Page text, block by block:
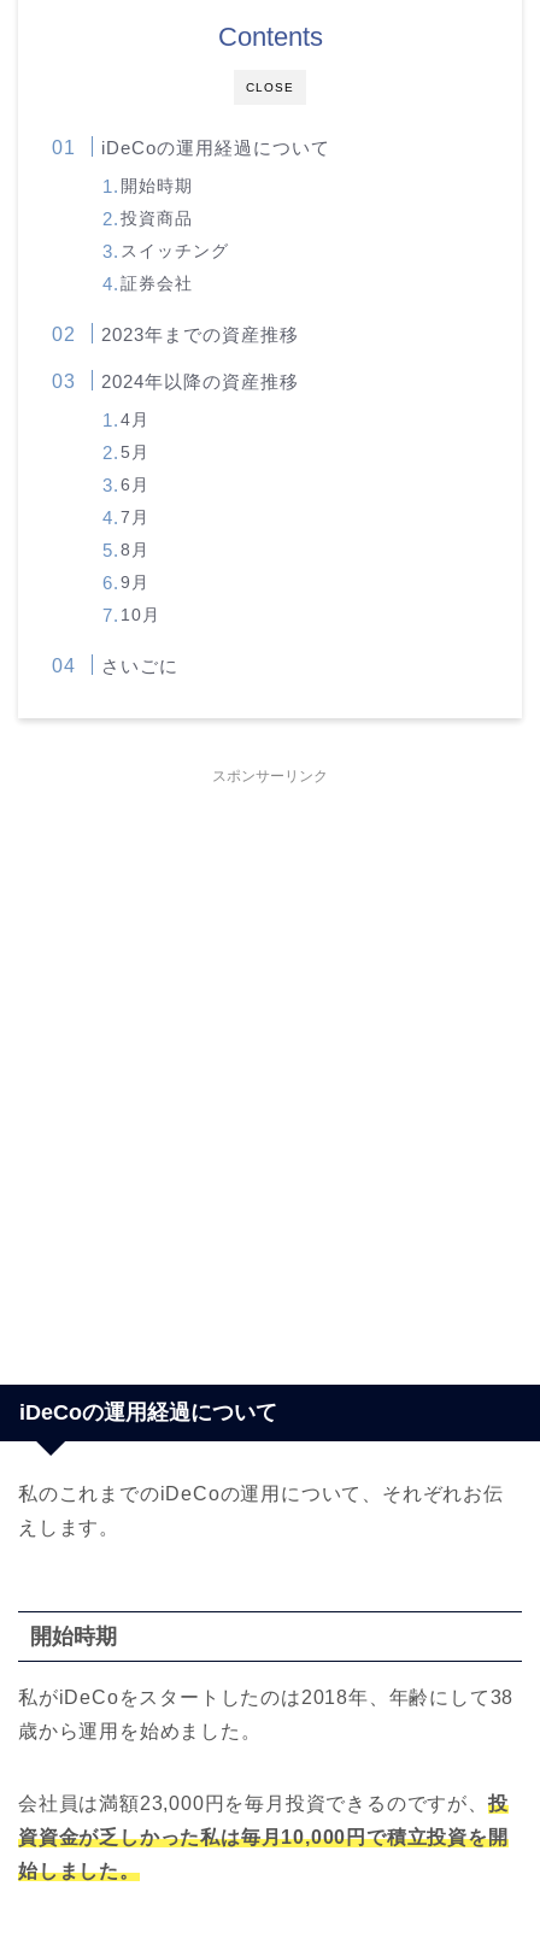
CLOSE
Contents
iDeCoの運用経過について
開始時期
投資商品
スイッチング
証券会社
2023年までの資産推移
2024年以降の資産推移
4月
5月
6月
7月
8月
9月
10月
さいごに
スポンサーリンク
iDeCoの運用経過について
私のこれまでのiDeCoの運用について、それぞれお伝
えします。
開始時期
私がiDeCoをスタートしたのは2018年、年齢にして38
歳から運用を始めました。
会社員は満額23,000円を毎月投資できるのですが、 投
資資金が乏しかった私は毎月10,000円で積立投資を開
始しました。